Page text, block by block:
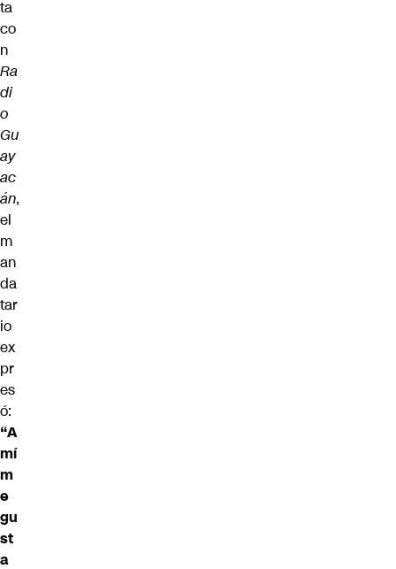
ta
co
n
Ra
di
o
Gu
ay
ac
án,
el
m
an
da
tar
io
ex
pr
es
ó:
“A
mí
m
e
gu
st
a